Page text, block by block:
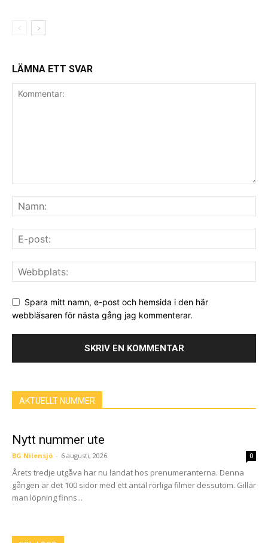
LÄMNA ETT SVAR
Spara mitt namn, e-post och hemsida i den här
webbläsaren för nästa gång jag kommenterar.
AKTUELLT NUMMER
Nytt nummer ute
BG Nilensjö - 6 augusti, 2026 0
Årets tredje utgåva har nu landat hos prenumeranterna. Denna
gången är det 100 sidor med ett antal rörliga filmer dessutom. Gillar
man löpning finns...